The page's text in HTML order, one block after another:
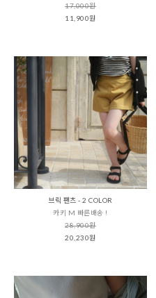
17,000원
11,900원
브릭 팬츠 - 2 COLOR
카키 M 빠른배송 !
28,900원
20,230원